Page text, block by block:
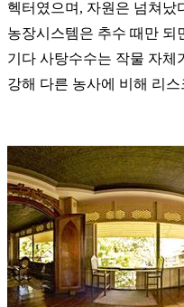
헥터였으며, 자원은 넘쳐났
농장시스템은 추수 때만 되
기다 사탕수수는 작물 자체
강해 다른 농사에 비해 리스